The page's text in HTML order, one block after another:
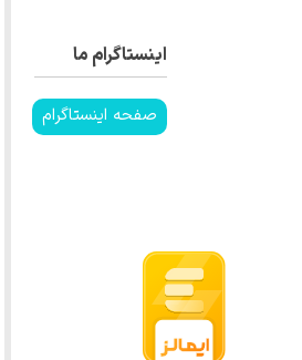
اینستاگرام ما
صفحه اینستاگرام